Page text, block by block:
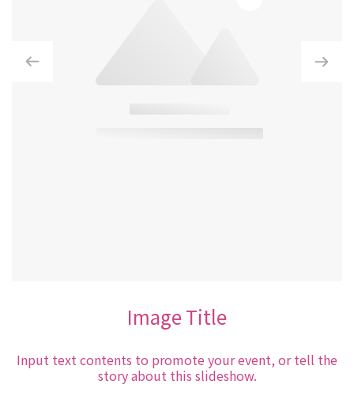
Image Title
Input text contents to promote your event, or tell the
story about this slideshow.